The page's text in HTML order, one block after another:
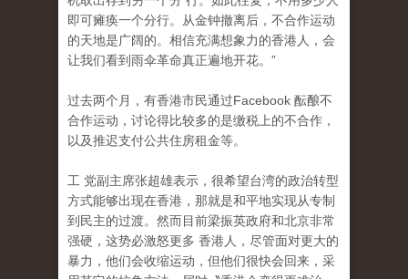
即可瘫痪一个分行。从金钟撤离后，不合作运动
的天地是广阔的。相信充满想象力的香港人，会
让我们看到雨伞革命真正遍地开花。”
过去两个月，有香港市民通过Facebook 酝酿不
合作运动，讨论得比较多的是缴税上的不合作 ，
以及推迟支付公共住房租金等。
工 党副主席张超雄表示，很希望台湾的政治转型
方式能够出现在香港，那就是和平地实现从专制
到民主的过渡。然而目前梁振英政府和北京非常
强硬，这势必激怒更多 香港人，尽管面对更大的
暴力，他们会收缩运动，但他们很快会回来，采